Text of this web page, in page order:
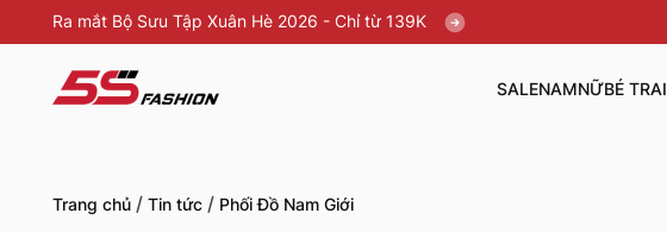
Ra mắt Bộ Sưu Tập Xuân Hè 2026 - Chỉ từ 139K
SALENAMNỮBÉ TRAI
Trang chủ / Tin tức / Phối Đồ Nam Giới